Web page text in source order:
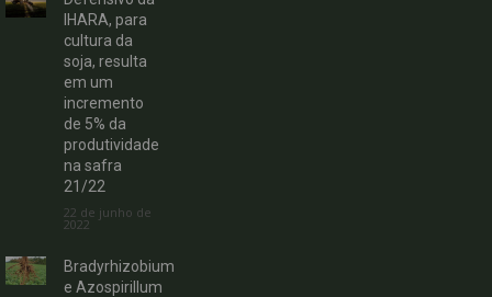
IHARA, para
cultura da
soja, resulta
em um
incremento
de 5% da
produtividade
na safra
21/22
22 de junho de
2022
Bradyrhizobium
e Azospirillum